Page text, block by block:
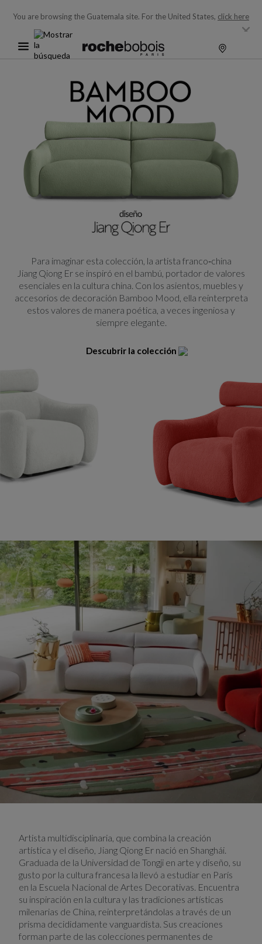
You are browsing the Guatemala site. For the United States, click here
Para imaginar esta colección, la artista franco‑china
Jiang Qiong Er se inspiró en el bambú, portador de valores
esenciales en la cultura china. Con los asientos, muebles y
accesorios de decoración Bamboo Mood, ella reinterpreta
estos valores de manera poética, a veces ingeniosa y
siempre elegante.
Descubrir la colección
Artista multidisciplinaria, que combina la creación
artística y el diseño, Jiang Qiong Er nació en Shanghái.
Graduada de la Universidad de Tongji en arte y diseño, su
gusto por la cultura francesa la llevó a estudiar en París
en la Escuela Nacional de Artes Decorativas. Encuentra
su inspiración en la cultura y las tradiciones artísticas
milenarias de China, reinterpretándolas a través de un
prisma decididamente vanguardista. Sus creaciones
forman parte de las colecciones permanentes de